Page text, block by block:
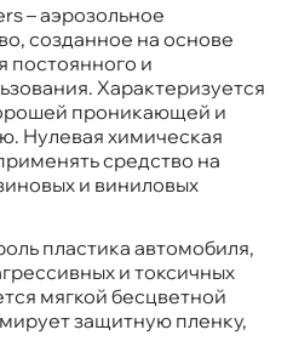
– аэрозольное
созданное на основе
постоянного и
Характеризуется
проникающей и
Нулевая химическая
средство на
и виниловых
пластика автомобиля,
и токсичных
мягкой бесцветной
защитную пленку,